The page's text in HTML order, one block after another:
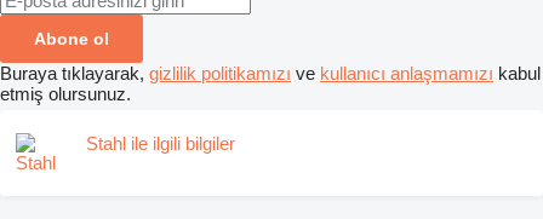
Abone ol
Buraya tıklayarak, gizlilik politikamızı ve kullanıcı anlaşmamızı kabul
etmiş olursunuz.
Stahl ile ilgili bilgiler